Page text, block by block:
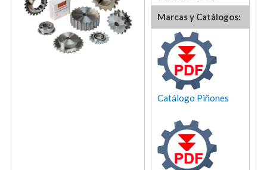
Marcas y Catálogos:
Catálogo Piñones